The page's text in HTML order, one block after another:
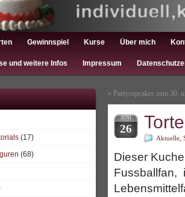
Gewinnspiel Kurse Über mich
und weitere Infos Impressum
(17)
(68)
« Partycupcakes zum 30.
JUNI
26
Aktuelle
Dieser
Fussballfan,